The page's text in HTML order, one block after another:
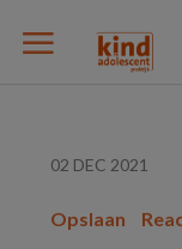
02 DEC 2021
Opslaan